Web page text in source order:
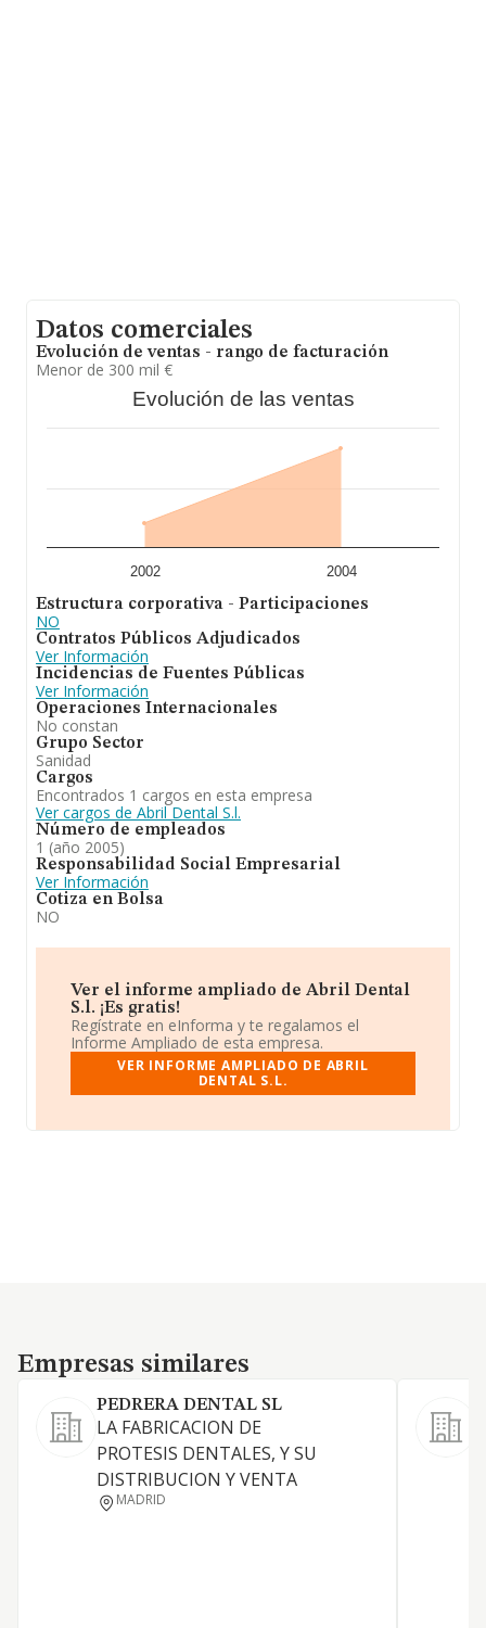
Datos comerciales
Evolución de ventas - rango de facturación
Menor de 300 mil €
Evolución de las ventas
2002 2004
Estructura corporativa - Participaciones
NO
Contratos Públicos Adjudicados
Ver Información
Incidencias de Fuentes Públicas
Ver Información
Operaciones Internacionales
No constan
Grupo Sector
Sanidad
Cargos
Encontrados 1 cargos en esta empresa
Ver cargos de Abril Dental S.l.
Número de empleados
1 (año 2005)
Responsabilidad Social Empresarial
Ver Información
Cotiza en Bolsa
NO
Ver el informe ampliado de Abril Dental
S.l. ¡Es gratis!
Regístrate en eInforma y te regalamos el
Informe Ampliado de esta empresa.
VER INFORME AMPLIADO DE ABRIL
DENTAL S.L.
Empresas similares
Empresas similares
PEDRERA DENTAL SL
LA FABRICACION DE
PROTESIS DENTALES, Y SU
DISTRIBUCION Y VENTA
MADRID